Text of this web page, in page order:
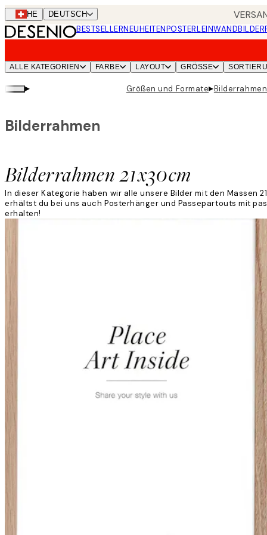
Skip
to
main
CHE DEUTSCH
BESTSELLERNEUHEITENPOSTERLEINWANDBILDER
ALLE KATEGORIEN FARBE LAYOUT GRÖSSE
▸ Größen und Formate▸
Bilderrahmen 21x30cm
Bilderrahmen
In dieser Kategorie haben wir alle unsere Bilder mit den Massen
erhältst du bei uns auch Posterhänger und Passepartouts mit
erhalten!